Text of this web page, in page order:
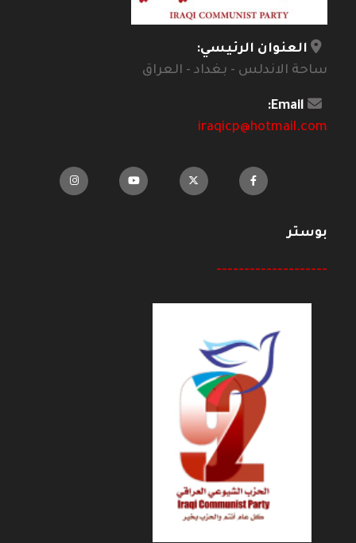
العنوان الرئيسي:
ساحة الاندلس - بغداد - العراق
Email:
iraqicp@hotmail.com
بوستر
--------------------